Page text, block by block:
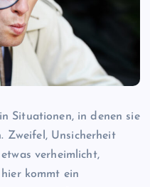
Situationen, in denen sie
Zweifel, Unsicherheit
verheimlicht,
kommt ein